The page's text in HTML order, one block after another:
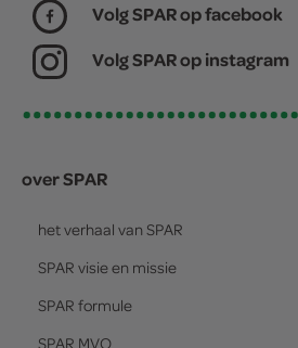
Volg SPAR op facebook
Volg SPAR op instagram
over SPAR
het verhaal van SPAR
SPAR visie en missie
SPAR formule
SPAR MVO